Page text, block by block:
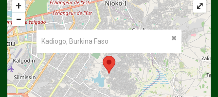
Kadiogo, Burkina Faso
+
−
⤢